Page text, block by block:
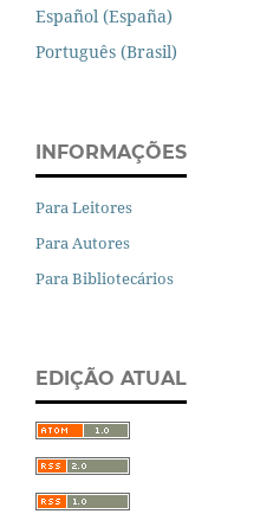
Español (España)
Português (Brasil)
INFORMAÇÕES
Para Leitores
Para Autores
Para Bibliotecários
EDIÇÃO ATUAL